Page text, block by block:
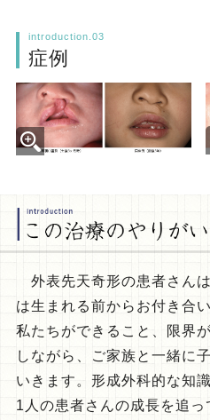
introduction.03
症例
外表先天奇形の患者さん
は生まれる前からお付き合
私たちができること、限界
しながら、ご家族と一緒に
いきます。形成外科的な知
1人の患者さんの成長を追